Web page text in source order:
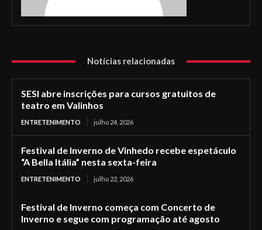
Notícias relacionadas
SESI abre inscrições para cursos gratuitos de
teatro em Valinhos
ENTRETENIMENTO julho 24, 2026
Festival de Inverno de Vinhedo recebe espetáculo
“A Bella Itália” nesta sexta-feira
ENTRETENIMENTO julho 22, 2026
Festival de Inverno começa com Concerto de
Inverno e segue com programação até agosto